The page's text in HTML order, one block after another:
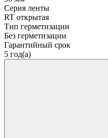
Серия ленты
RT открытая
Тип герметизации
Без герметизации
Гарантийный срок
5 год(а)